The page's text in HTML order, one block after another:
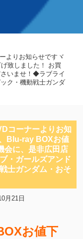
よりお知らせですヾ
致しました！ お買
いませ！◆ラブライ
ク・機動戦士ガンダ
コーナーよりお知
Blu-ray BOXお値
会に、是非広田店
・ガールズアンド
士ガンダム・おそ
月21日
お値下